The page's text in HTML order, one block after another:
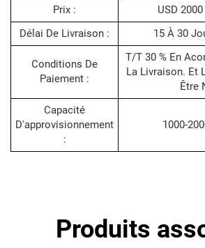
Prix :
USD
Délai De Livraison :
15 À 30
Conditions De
Paiement :
T/T 30 % En
La Livraison. Et
Être
Capacité
D'approvisionnement
:
1000-
Produits